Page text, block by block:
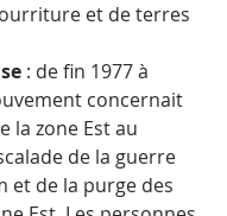
et de terres
: de fin 1977 à
concernait
la zone Est au
de la guerre
et de la purge des